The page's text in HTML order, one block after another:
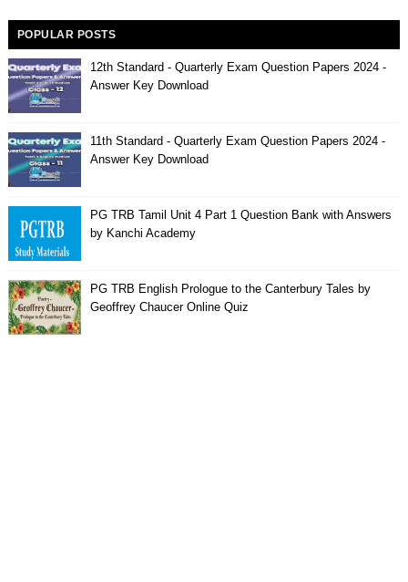
POPULAR POSTS
12th Standard - Quarterly Exam Question Papers 2024 -
Answer Key Download
11th Standard - Quarterly Exam Question Papers 2024 -
Answer Key Download
PG TRB Tamil Unit 4 Part 1 Question Bank with Answers
by Kanchi Academy
PG TRB English Prologue to the Canterbury Tales by
Geoffrey Chaucer Online Quiz